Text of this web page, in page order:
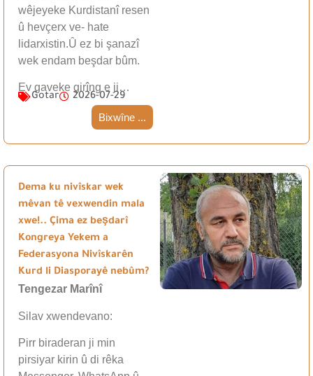
wêjeyeke Kurdistanî resen
û hevçerx ve- hate
lidarxistin.Û ez bi şanazî
wek endam beşdar bûm.
Ev gaveke girîng e ji…
Gotar 2026-07-29
Bixwîne ...
Dema ku nivîskar wek
mêvan tê vexwendin mala
xwe!.. Çima ez beşdarî
Kongreya Yekem a
Federasyona Nivîskarên
Kurd li Diasporayê nebûm?
Tengezar Marînî
Silav xwendevano:
Pirr biraderan ji min
pirsiyar kirin û di rêka